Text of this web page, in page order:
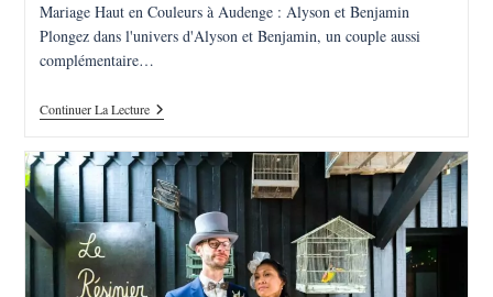
Mariage Haut en Couleurs à Audenge : Alyson et Benjamin
Plongez dans l'univers d'Alyson et Benjamin, un couple aussi
complémentaire…
Continuer La LectureUne
Journée
En
Couleurs
À
Audenge
:
Alyson
Et
Benjamin